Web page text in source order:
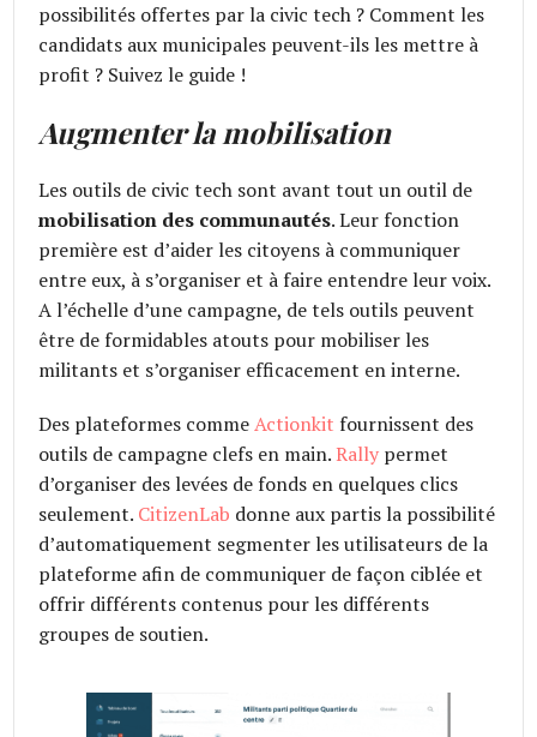
possibilités offertes par la civic tech ? Comment les
candidats aux municipales peuvent-ils les mettre à
profit ? Suivez le guide !
Augmenter la mobilisation
Les outils de civic tech sont avant tout un outil de
mobilisation des communautés. Leur fonction
première est d’aider les citoyens à communiquer
entre eux, à s’organiser et à faire entendre leur voix.
A l’échelle d’une campagne, de tels outils peuvent
être de formidables atouts pour mobiliser les
militants et s’organiser efficacement en interne.
Des plateformes commeActionkit fournissent des
outils de campagne clefs en main.Rally permet
d’organiser des levées de fonds en quelques clics
seulement. CitizenLab donne aux partis la possibilité
d’automatiquement segmenter les utilisateurs de la
plateforme afin de communiquer de façon ciblée et
offrir différents contenus pour les différents
groupes de soutien.